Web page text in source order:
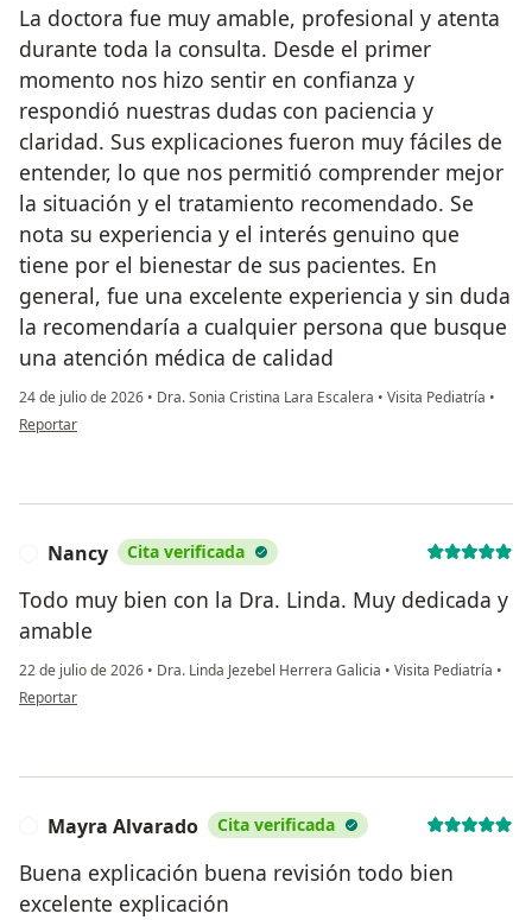
La doctora fue muy amable, profesional y atenta
durante toda la consulta. Desde el primer
momento nos hizo sentir en confianza y
respondió nuestras dudas con paciencia y
claridad. Sus explicaciones fueron muy fáciles de
entender, lo que nos permitió comprender mejor
la situación y el tratamiento recomendado. Se
nota su experiencia y el interés genuino que
tiene por el bienestar de sus pacientes. En
general, fue una excelente experiencia y sin duda
la recomendaría a cualquier persona que busque
una atención médica de calidad
24 de julio de 2026 • Dra. Sonia Cristina Lara Escalera • Visita Pediatría •
en opinión del usuario N. Siwady
Reportar
Nancy Cita verificada
Todo muy bien con la Dra. Linda. Muy dedicada y
amable
22 de julio de 2026 • Dra. Linda Jezebel Herrera Galicia • Visita Pediatría •
en opinión del usuario Nancy
Reportar
Mayra Alvarado Cita verificada
Buena explicación buena revisión todo bien
excelente explicación